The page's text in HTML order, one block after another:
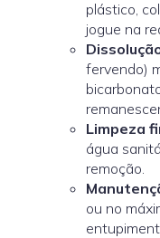
plástico,
jogue na
fervendo)
Limpeza
água
remoção.
ou no